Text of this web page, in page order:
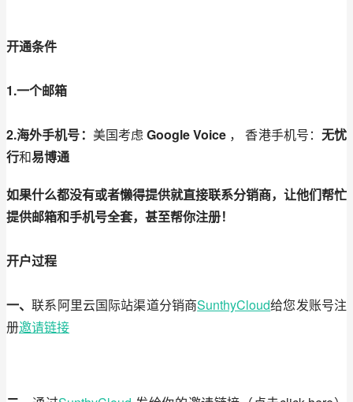
开通条件
1.一个邮箱
2.海外手机号： 美国考虑 Google Voice ， 香港手机号： 无忧
行和易博通
如果什么都没有或者懒得提供就直接联系分销商，让他们帮忙
提供邮箱和手机号全套， 甚至帮你注册！
开户过程
一、联系阿里云国际站渠道分销商SunthyCloud给您发账号注
册邀请链接